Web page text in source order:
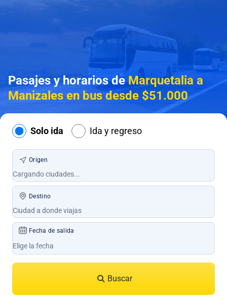
Pasajes y horarios deMarquetalia a
Manizales en bus desde $51.000
Solo ida Ida y regreso
Origen
Destino
Fecha de salida
Buscar